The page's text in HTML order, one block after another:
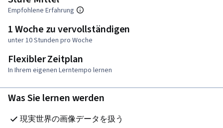
Empfohlene Erfahrung
1 Woche zu vervollständigen
unter 10 Stunden pro Woche
Flexibler Zeitplan
In Ihrem eigenen Lerntempo lernen
Was Sie lernen werden
現実世界の画像データを扱う